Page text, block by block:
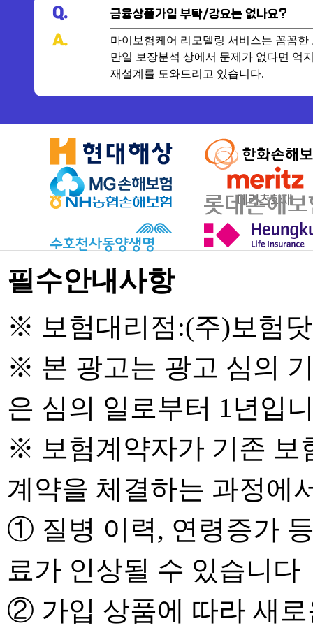
Q. 금융상품가입 부탁/강요는 없나요?
A.
마이보험케어 리모델링 서비스는 꼼꼼
만일 보장분석 상에서 문제가 없다면 억
재설계를 도와드리고 있습니다.
필수안내사항
※ 보험대리점:(주)보험
※ 본 광고는 광고 심의
은 심의 일로부터 1년입
※ 보험계약자가 기존 보
계약을 체결하는 과정에
① 질병 이력, 연령증가
료가 인상될 수 있습니다
② 가입 상품에 따라 새